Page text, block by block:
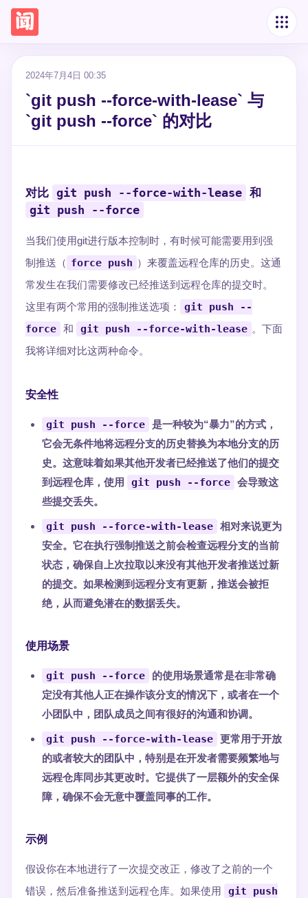
2024年7月4日 00:35
`git push --force-with-lease` 与
`git push --force` 的对比
对比 git push --force-with-lease 和
git push --force
当我们使用git进行版本控制时，有时候可能需要用到强
制推送（ force push ）来覆盖远程仓库的历史。这通
常发生在我们需要修改已经推送到远程仓库的提交时。
这里有两个常用的强制推送选项：
git push --
force 和 git push --force-with-lease 。下面
我将详细对比这两种命令。
安全性
git push --force 是一种较为“暴力”的方式，
它会无条件地将远程分支的历史替换为本地分支的历
史。这意味着如果其他开发者已经推送了他们的提交
到远程仓库，使用
git push --force 会导致这
些提交丢失。
git push --force-with-lease 相对来说更为
安全。它在执行强制推送之前会检查远程分支的当前
状态，确保自上次拉取以来没有其他开发者推送过新
的提交。如果检测到远程分支有更新，推送会被拒
绝，从而避免潜在的数据丢失。
使用场景
git push --force
的使用场景通常是在非常确
定没有其他人正在操作该分支的情况下，或者在一个
小团队中，团队成员之间有很好的沟通和协调。
git push --force-with-lease 更常用于开放
的或者较大的团队中，特别是在开发者需要频繁地与
远程仓库同步其更改时。它提供了一层额外的安全保
障，确保不会无意中覆盖同事的工作。
示例
假设你在本地进行了一次提交改正，修改了之前的一个
错误，然后准备推送到远程仓库。如果使用
git push